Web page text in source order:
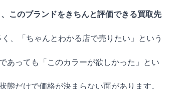
このブランドをきちんと評価できる買取先
、「ちゃんとわかる店で売りたい」という
あっても「このカラーが欲しかった」とい
だけで価格が決まらない面があります。